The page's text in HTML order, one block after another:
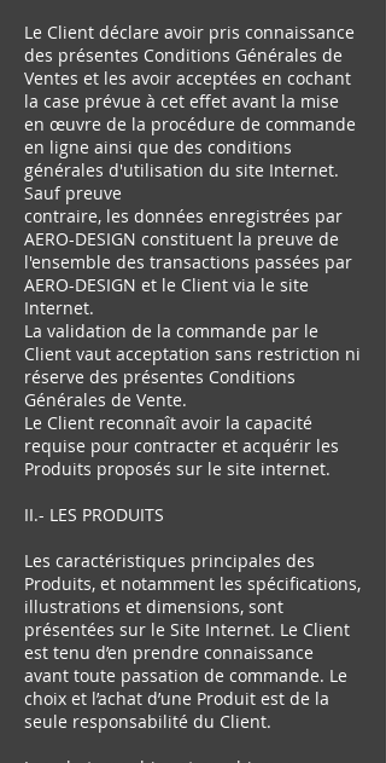
Le Client déclare avoir pris connaissance
des présentes Conditions Générales de
Ventes et les avoir acceptées en cochant
la case prévue à cet effet avant la mise
en œuvre de la procédure de commande
en ligne ainsi que des conditions
générales d'utilisation du site Internet.
Sauf preuve
contraire, les données enregistrées par
AERO-DESIGN constituent la preuve de
l'ensemble des transactions passées par
AERO-DESIGN et le Client via le site
Internet.
La validation de la commande par le
Client vaut acceptation sans restriction ni
réserve des présentes Conditions
Générales de Vente.
Le Client reconnaît avoir la capacité
requise pour contracter et acquérir les
Produits proposés sur le site internet.
II.- LES PRODUITS
Les caractéristiques principales des
Produits, et notamment les spécifications,
illustrations et dimensions, sont
présentées sur le Site Internet. Le Client
est tenu d’en prendre connaissance
avant toute passation de commande. Le
choix et l’achat d’une Produit est de la
seule responsabilité du Client.